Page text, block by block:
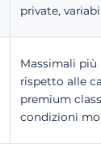
private,
Massimali
rispetto alle
premium
condizioni